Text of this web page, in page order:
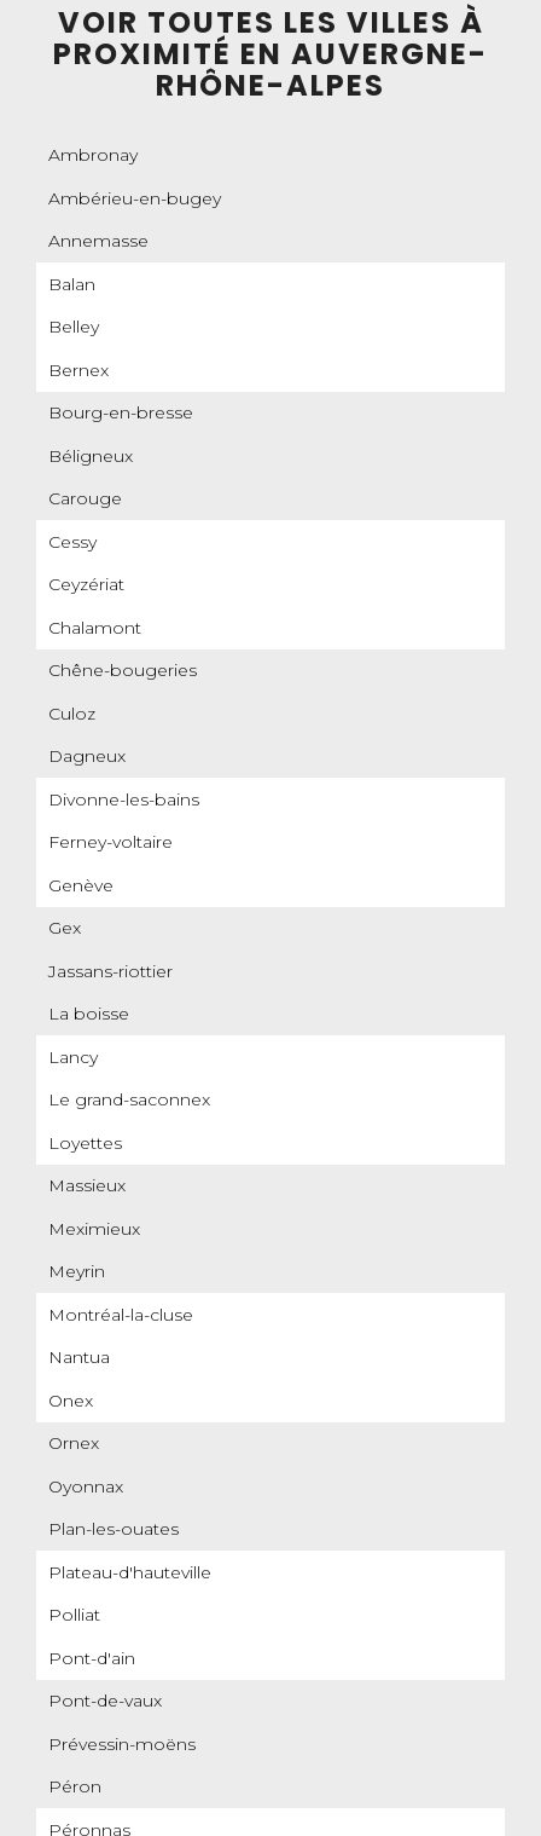
VOIR TOUTES LES VILLES À
PROXIMITÉ EN AUVERGNE-
RHÔNE-ALPES
Ambronay
Ambérieu-en-bugey
Annemasse
Balan
Belley
Bernex
Bourg-en-bresse
Béligneux
Carouge
Cessy
Ceyzériat
Chalamont
Chêne-bougeries
Culoz
Dagneux
Divonne-les-bains
Ferney-voltaire
Genève
Gex
Jassans-riottier
La boisse
Lancy
Le grand-saconnex
Loyettes
Massieux
Meximieux
Meyrin
Montréal-la-cluse
Nantua
Onex
Ornex
Oyonnax
Plan-les-ouates
Plateau-d'hauteville
Polliat
Pont-d'ain
Pont-de-vaux
Prévessin-moëns
Péron
Péronnas